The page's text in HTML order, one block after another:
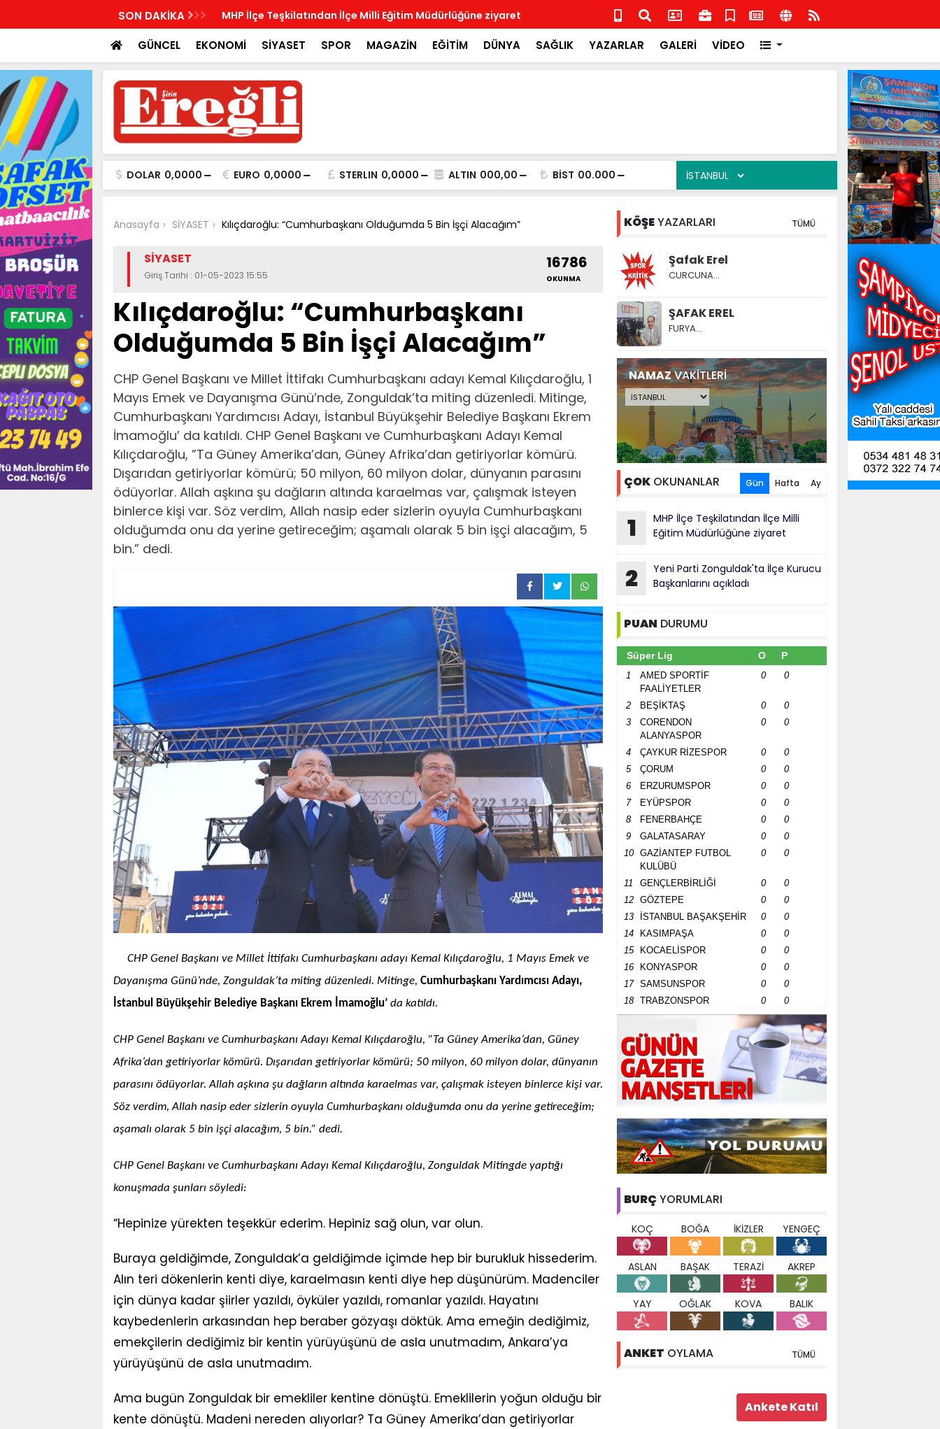
SON DAKİKA
Kurucu Başkanlarını açıkladı MHP İlçe Teşkilatından İlçe Milli Eğitim Müdürlüğüne ziyaret
Rotary Bölge Federasyon Başkanı Orhan Uludağ'dan Kdz.Ereğli
Rotary Kulübü'ne ziyaret
GÜNCEL EKONOMİ SİYASET SPOR MAGAZİN EĞİTİM DÜNYA SAĞLIK YAZARLAR GALERİ VİDEO
DOLAR 0,0000 EURO 0,0000 STERLIN 0,0000 ALTIN 000,00 BİST 00.000
Anasayfa SİYASET Kılıçdaroğlu: “Cumhurbaşkanı Olduğumda 5 Bin İşçi Alacağım”
SİYASET
Giriş Tarihi : 01-05-2023 15:55
16786
OKUNMA
Kılıçdaroğlu: “Cumhurbaşkanı
Olduğumda 5 Bin İşçi Alacağım”
CHP Genel Başkanı ve Millet İttifakı Cumhurbaşkanı adayı Kemal Kılıçdaroğlu, 1
Mayıs Emek ve Dayanışma Günü’nde, Zonguldak’ta miting düzenledi. Mitinge,
Cumhurbaşkanı Yardımcısı Adayı, İstanbul Büyükşehir Belediye Başkanı Ekrem
İmamoğlu’ da katıldı. CHP Genel Başkanı ve Cumhurbaşkanı Adayı Kemal
Kılıçdaroğlu, ”Ta Güney Amerika’dan, Güney Afrika’dan getiriyorlar kömürü.
Dışarıdan getiriyorlar kömürü; 50 milyon, 60 milyon dolar, dünyanın parasını
ödüyorlar. Allah aşkına şu dağların altında karaelmas var, çalışmak isteyen
binlerce kişi var. Söz verdim, Allah nasip eder sizlerin oyuyla Cumhurbaşkanı
olduğumda onu da yerine getireceğim; aşamalı olarak 5 bin işçi alacağım, 5
bin.” dedi.
CHP Genel Başkanı ve Millet İttifakı Cumhurbaşkanı adayı Kemal Kılıçdaroğlu, 1 Mayıs Emek ve
Dayanışma Günü’nde, Zonguldak’ta miting düzenledi. Mitinge, Cumhurbaşkanı Yardımcısı Adayı,
İstanbul Büyükşehir Belediye Başkanı Ekrem İmamoğlu’ da katıldı.
CHP Genel Başkanı ve Cumhurbaşkanı Adayı Kemal Kılıçdaroğlu, ”Ta Güney Amerika’dan, Güney
Afrika’dan getiriyorlar kömürü. Dışarıdan getiriyorlar kömürü; 50 milyon, 60 milyon dolar, dünyanın
parasını ödüyorlar. Allah aşkına şu dağların altında karaelmas var, çalışmak isteyen binlerce kişi var.
Söz verdim, Allah nasip eder sizlerin oyuyla Cumhurbaşkanı olduğumda onu da yerine getireceğim;
aşamalı olarak 5 bin işçi alacağım, 5 bin.” dedi.
CHP Genel Başkanı ve Cumhurbaşkanı Adayı Kemal Kılıçdaroğlu, Zonguldak Mitingde yaptığı
konuşmada şunları söyledi:
“Hepinize yürekten teşekkür ederim. Hepiniz sağ olun, var olun.
Buraya geldiğimde, Zonguldak’a geldiğimde içimde hep bir burukluk hissederim.
Alın teri dökenlerin kenti diye, karaelmasın kenti diye hep düşünürüm. Madenciler
için dünya kadar şiirler yazıldı, öyküler yazıldı, romanlar yazıldı. Hayatını
kaybedenlerin arkasından hep beraber gözyaşı döktük. Ama emeğin dediğimiz,
emekçilerin dediğimiz bir kentin yürüyüşünü de asla unutmadım, Ankara’ya
yürüyüşünü de asla unutmadım.
Ama bugün Zonguldak bir emekliler kentine dönüştü. Emeklilerin yoğun olduğu bir
kente dönüştü. Madeni nereden alıyorlar? Ta Güney Amerika’dan getiriyorlar
KÖŞEYAZARLARI TÜMÜ
Şafak Erel
CURCUNA…
ŞAFAK EREL
FURYA…
NAMAZVAKİTLERİ
ÇOK OKUNANLAR Gün Hafta Ay
1
MHP İlçe Teşkilatından İlçe Milli
Eğitim Müdürlüğüne ziyaret
2
Yeni Parti Zonguldak'ta İlçe Kurucu
Başkanlarını açıkladı
PUAN DURUMU
Süper Lig O P
1
AMED SPORTİF
FAALİYETLER
0 0
2 BEŞİKTAŞ 0
0
3
CORENDON
ALANYASPOR
0 0
4 ÇAYKUR RİZESPOR 0
0
5
ÇORUM 0
0
6
ERZURUMSPOR 0
0
7
EYÜPSPOR 0
0
8
FENERBAHÇE 0
0
9
GALATASARAY 0
0
10
GAZİANTEP FUTBOL
KULÜBÜ
0 0
11 GENÇLERBİRLİĞİ 0
0
12
GÖZTEPE 0
0
13
İSTANBUL BAŞAKŞEHİR 0
0
14
KASIMPAŞA 0
0
15
KOCAELİSPOR 0
0
16
KONYASPOR 0
0
17
SAMSUNSPOR 0
0
18
TRABZONSPOR 0 0
BURÇ YORUMLARI
KOÇ BOĞA İKİZLER YENGEÇ
ASLAN BAŞAK TERAZİ AKREP
YAY OĞLAK KOVA BALIK
ANKET OYLAMA TÜMÜ